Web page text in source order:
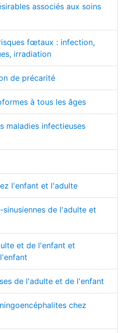
associés aux soins
fœtaux : infection,
irradiation
de précarité
à tous les âges
maladies infectieuses
l'enfant et l'adulte
de l'adulte et
et de l'enfant et
de l'adulte et de l'enfant
chez